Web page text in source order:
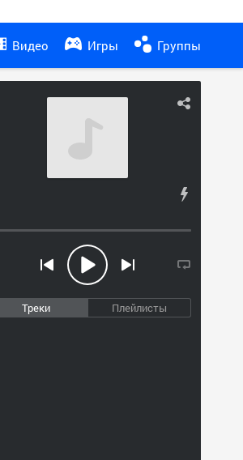
Видео Игры Группы
Треки Плейлисты